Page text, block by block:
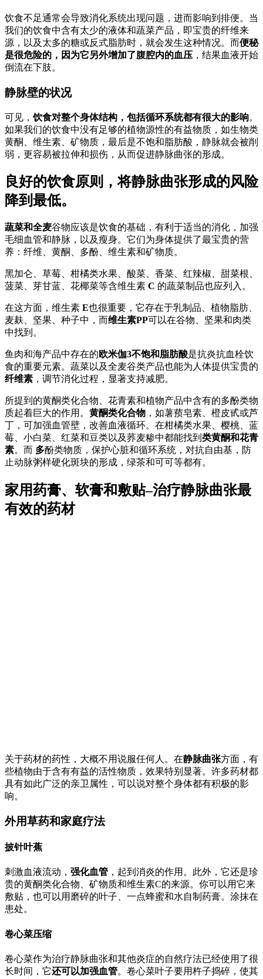
饮食不足通常会导致消化系统出现问题，进而影响到排便。当
我们的饮食中含有太少的液体和蔬菜产品，即宝贵的纤维来
源，以及太多的糖或反式脂肪时，就会发生这种情况。而便秘
是很危险的，因为它另外增加了腹腔内的血压 ，结果血液开始
倒流在下肢。
静脉壁的状况
可见，饮食对整个身体结构，包括循环系统都有很大的影响。
如果我们的饮食中没有足够的植物源性的有益物质，如生物类
黄酮、维生素、矿物质，最后是不饱和脂肪酸，静脉就会被削
弱，更容易被拉伸和损伤，从而促进静脉曲张的形成。
良好的饮食原则，将静脉曲张形成的风险
降到最低。
蔬菜和全麦谷物应该是饮食的基础，有利于适当的消化，加强
毛细血管和静脉，以及瘦身。它们为身体提供了最宝贵的营
养：纤维、黄酮、多酚、维生素和矿物质。
黑加仑、草莓、柑橘类水果、酸菜、香菜、红辣椒、甜菜根、
菠菜、芽甘蓝、花椰菜等含维生素 C 的蔬菜制品也应列入。
在这方面，维生素 E也很重要，它存在于乳制品、植物脂肪、
麦麸、坚果、种子中，而维生素PP可以在谷物、坚果和肉类
中找到。
鱼肉和海产品中存在的欧米伽3不饱和脂肪酸是抗炎抗血栓饮
食的重要元素。蔬菜以及全麦谷类产品也能为人体提供宝贵的
纤维素 ，调节消化过程，显著支持减肥。
所提到的黄酮类化合物、花青素和植物产品中含有的多酚类物
质起着巨大的作用。 黄酮类化合物 ，如薯蓣皂素、橙皮甙或芦
丁，可加强血管壁，改善血液循环。在柑橘类水果、樱桃、蓝
莓、小白菜、红菜和豆类以及荞麦糁中都能找到 类黄酮和花青
素。而 多酚类物质，保护心脏和循环系统，对抗自由基，防
止动脉粥样硬化斑块的形成，绿茶和可可等都有。
家用药膏、软膏和敷贴–治疗静脉曲张最
有效的药材
关于药材的药性，大概不用说服任何人。在静脉曲张方面，有
些植物由于含有有益的活性物质，效果特别显著。许多药材都
具有如此广泛的亲卫属性，可以说对整个身体都有积极的影
响。
外用草药和家庭疗法
披针叶蕉
刺激血液流动， 强化血管 ，起到消炎的作用。此外，它还是珍
贵的黄酮类化合物、矿物质和维生素C的来源。你可以用它来
敷贴，也可以用磨碎的叶子、一点蜂蜜和水自制药膏。涂抹在
患处。
卷心菜压缩
卷心菜作为治疗静脉曲张和其他炎症的自然疗法已经使用了很
长时间，它还可以加强血管。卷心菜叶子要用杵子捣碎，使其